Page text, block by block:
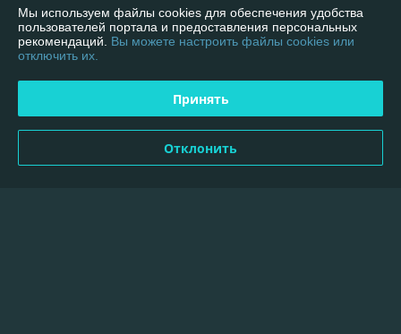
Полная версия сайта
Сайт создан на платформе Deal.by
Мы используем файлы cookies для обеспечения удобства
пользователей портала и предоставления персональных
рекомендаций. Вы можете настроить файлы cookies или
отключить их.
Принять
Отклонить